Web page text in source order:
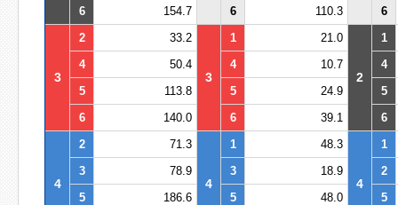
6
154.7 6 110.3 6
3
2 33.2
3
1 21.0
2
1
4
50.4 4 10.7
4
5
113.8 5 24.9
5
6
140.0 6 39.1 6
4
2 71.3
4
1 48.3
4
1
3
78.9 3 18.9
2
5
186.6 5 48.0
5